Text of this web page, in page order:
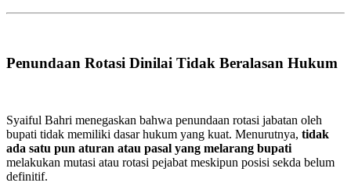
Penundaan Rotasi Dinilai Tidak Beralasan Hukum
Syaiful Bahri menegaskan bahwa penundaan rotasi jabatan oleh
bupati tidak memiliki dasar hukum yang kuat. Menurutnya, tidak
ada satu pun aturan atau pasal yang melarang bupati
melakukan mutasi atau rotasi pejabat meskipun posisi sekda belum
definitif.